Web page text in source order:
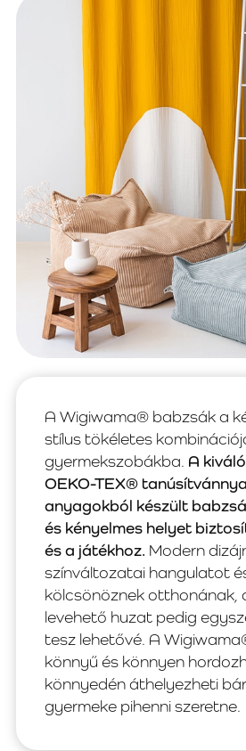
A Wigiwama® babzsák a
stílus tökéletes
gyermekszobákba. A
OEKO-TEX®
anyagokból készült
és kényelmes helyet
és a játékhoz. Modern
színváltozatai hangulatot
kölcsönöznek otthonának,
levehető huzat pedig
tesz lehetővé. A
könnyű és könnyen
könnyedén áthelyezheti
gyermeke pihenni szeretne.